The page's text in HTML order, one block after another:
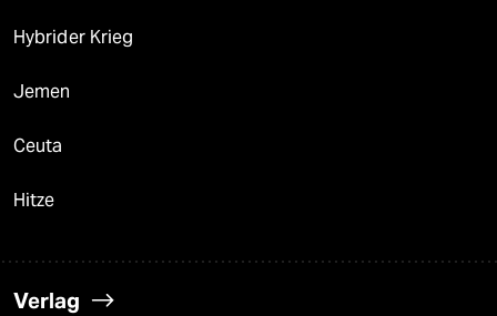
Hybrider Krieg
Jemen
Ceuta
Hitze
Verlag